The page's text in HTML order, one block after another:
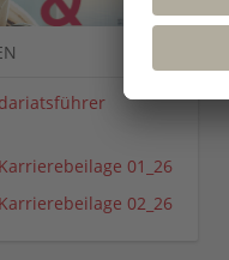
01_26
02_26